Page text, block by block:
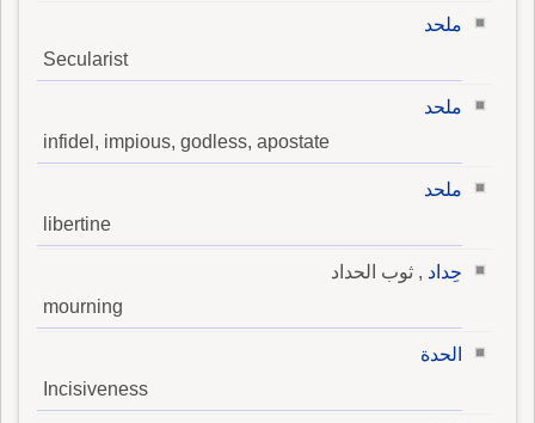
ملحد
Secularist
ملحد
infidel, impious, godless, apostate
ملحد
libertine
حِداد , ثوب الحداد
mourning
الحدة
Incisiveness